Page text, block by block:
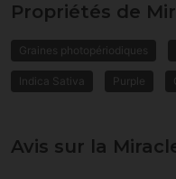
Propriétés de
Graines photopériodiques
Indica Sativa Purple
Avis sur la